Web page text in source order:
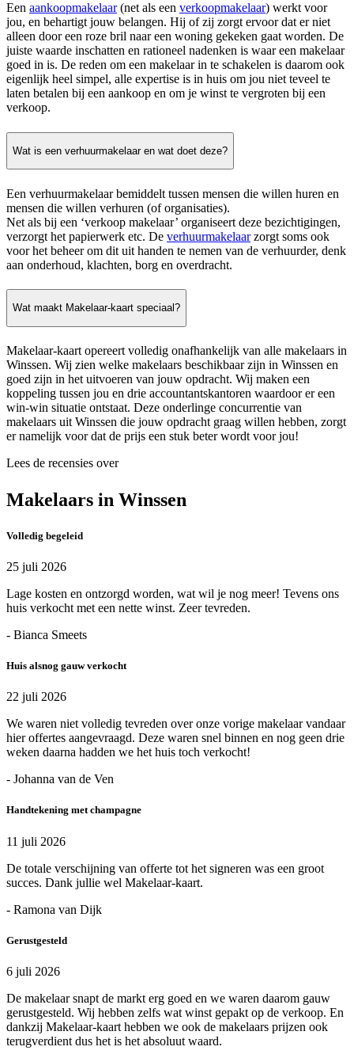
Een aankoopmakelaar(net als een verkoopmakelaar) werkt voor
jou, en behartigt jouw belangen. Hij of zij zorgt ervoor dat er niet
alleen door een roze bril naar een woning gekeken gaat worden. De
juiste waarde inschatten en rationeel nadenken is waar een makelaar
goed in is. De reden om een makelaar in te schakelen is daarom ook
eigenlijk heel simpel, alle expertise is in huis om jou niet teveel te
laten betalen bij een aankoop en om je winst te vergroten bij een
verkoop.
Wat is een verhuurmakelaar en wat doet deze?
Een verhuurmakelaar bemiddelt tussen mensen die willen huren en
mensen die willen verhuren (of organisaties).
Net als bij een ‘verkoop makelaar’ organiseert deze bezichtigingen,
verzorgt het papierwerk etc. De verhuurmakelaarzorgt soms ook
voor het beheer om dit uit handen te nemen van de verhuurder, denk
aan onderhoud, klachten, borg en overdracht.
Wat maakt Makelaar-kaart speciaal?
Makelaar-kaart opereert volledig onafhankelijk van alle makelaars in
Winssen. Wij zien welke makelaars beschikbaar zijn in Winssen en
goed zijn in het uitvoeren van jouw opdracht. Wij maken een
koppeling tussen jou en drie accountantskantoren waardoor er een
win-win situatie ontstaat. Deze onderlinge concurrentie van
makelaars uit Winssen die jouw opdracht graag willen hebben, zorgt
er namelijk voor dat de prijs een stuk beter wordt voor jou!
Lees de recensies over
Makelaars in Winssen
Volledig begeleid
25 juli 2026
Lage kosten en ontzorgd worden, wat wil je nog meer! Tevens ons
huis verkocht met een nette winst. Zeer tevreden.
- Bianca Smeets
Huis alsnog gauw verkocht
22 juli 2026
We waren niet volledig tevreden over onze vorige makelaar vandaar
hier offertes aangevraagd. Deze waren snel binnen en nog geen drie
weken daarna hadden we het huis toch verkocht!
- Johanna van de Ven
Handtekening met champagne
11 juli 2026
De totale verschijning van offerte tot het signeren was een groot
succes. Dank jullie wel Makelaar-kaart.
- Ramona van Dijk
Gerustgesteld
6 juli 2026
De makelaar snapt de markt erg goed en we waren daarom gauw
gerustgesteld. Wij hebben zelfs wat winst gepakt op de verkoop. En
dankzij Makelaar-kaart hebben we ook de makelaars prijzen ook
terugverdient dus het is het absoluut waard.